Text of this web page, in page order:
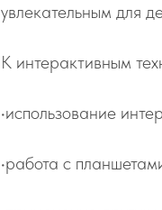
увлекательным для
К интерактивным
•использование
•работа с